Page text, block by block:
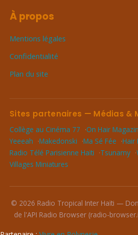
À propos
Mentions légales
Confidentialité
Plan du site
Sites partenaires — Médias &
Collège au Cinéma 77 On Hair
Yeeeah
Makedonski Ma Sé Fée
Hair
Radio Télé Parisienne Haïti
Tsunamy
Villages Miniatures
© 2026 Radio Tropical Inter Haïti —
de l'API Radio Browser (radio-